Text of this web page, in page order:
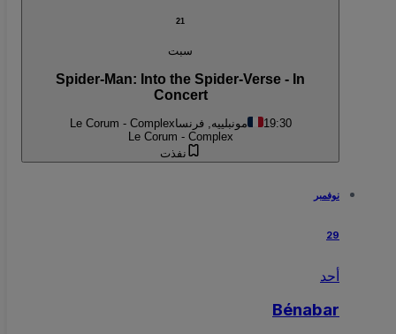
سبت
Spider-Man: Into the Spider-Verse - In
Concert
19:30 مونبلييه, فرنساLe Corum - Complex
Le Corum - Complex
نفذت
نوفمبر
29
أحد
Bénabar